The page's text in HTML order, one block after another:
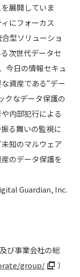
展開していま
にフォーカス
型ソリューショ
次世代データセ
今日の情報セキュ
資産である“デー
クなデータ保護の
内部犯行による
る舞いの監視に
知のマルウェア
のデータ保護を
Guardian, Inc.
び事業会社の総
group/ ）